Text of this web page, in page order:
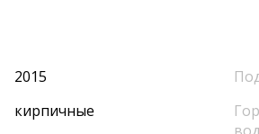
2015
кирпичные